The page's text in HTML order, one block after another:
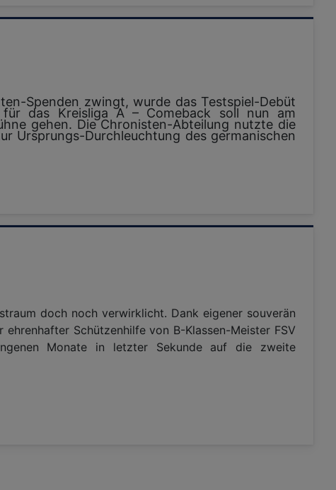
Spenden zwingt, wurde das Testspiel-Debüt
das Kreisliga A – Comeback soll nun am
gehen. Die Chronisten-Abteilung nutzte die
Ursprungs-Durchleuchtung des germanischen
doch noch verwirklicht. Dank eigener souverän
Schützenhilfe von B-Klassen-Meister FSV
Monate in letzter Sekunde auf die zweite